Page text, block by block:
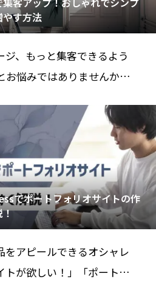
す方法
ジ、もっと集客できるよう
悩みではありませんか？
でポートフォリオサイトの作
！
をアピールできるオシャレ
トが欲しい！」「ポートフ